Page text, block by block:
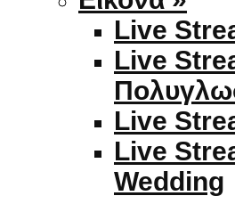
Live
Live
Live
Live
Wedding